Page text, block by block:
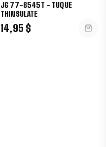
JG 77-8545T - TUQUE
THINSULATE
14,95 $